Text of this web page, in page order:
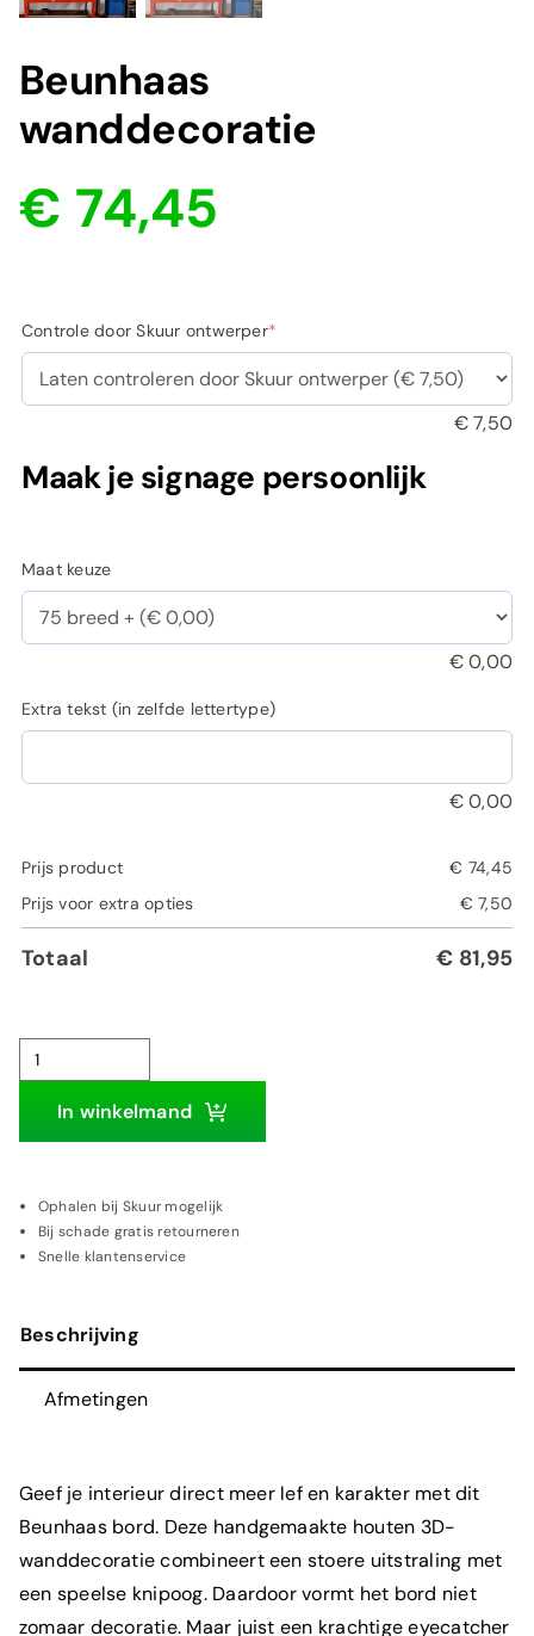
Beunhaas
wanddecoratie
€ 74,45
Controle door Skuur ontwerper*
€7,50
Maak je signage persoonlijk
Maat keuze
€0,00
Extra tekst (in zelfde lettertype)
€0,00
Prijs product € 74,45
Prijs voor extra opties
€ 7,50
Totaal € 81,95
Beunhaas
wanddecoratie
aantal
In winkelmand
Ophalen bij Skuur mogelijk
Bij schade gratis retourneren
Snelle klantenservice
Beschrijving
Afmetingen
Geef je interieur direct meer lef en karakter met dit
Beunhaas bord. Deze handgemaakte houten 3D-
wanddecoratiecombineert een stoere uitstraling met
een speelse knipoog. Daardoor vormt het bord niet
zomaar decoratie. Maar juist een krachtige eyecatcher